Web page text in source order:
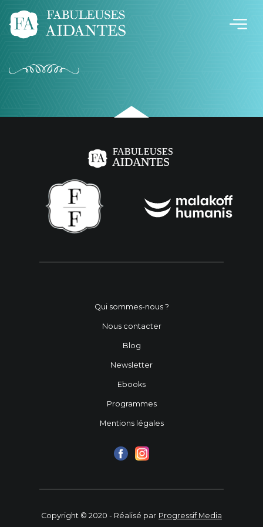
Qui sommes-nous ?
Nous contacter
Blog
Newsletter
Ebooks
Programmes
Mentions légales
Copyright © 2020 - Réalisé par Progressif Media